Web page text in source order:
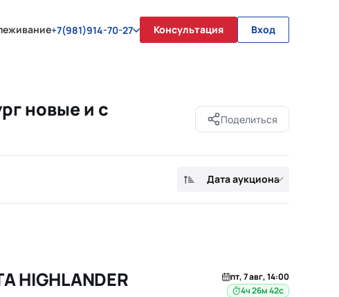
+7(981)914-70-27 Консультация Вход
новые и с
Поделиться
Дата аукциона
HIGHLANDER
пт, 7 авг, 14:00
4ч 26м 41с